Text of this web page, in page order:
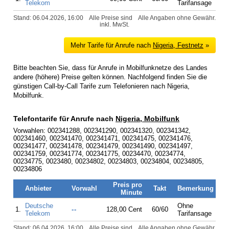
Telekom Tarifansage
Stand: 06.04.2026, 16:00 Alle Angaben ohne Gewähr.
Alle Preise sind
inkl. MwSt.
Mehr Tarife für Anrufe nach Nigeria, Festnetz »
Bitte beachten Sie, dass für Anrufe in Mobilfunknetze des Landes
andere (höhere) Preise gelten können. Nachfolgend finden Sie die
günstigen Call-by-Call Tarife zum Telefonieren nach Nigeria,
Mobilfunk.
Telefontarife für Anrufe nach Nigeria, Mobilfunk
Vorwahlen: 002341288, 002341290, 002341320, 002341342,
002341460, 002341470, 002341471, 002341475, 002341476,
002341477, 002341478, 002341479, 002341490, 002341497,
002341759, 002341774, 002341775, 00234470, 00234774,
00234775, 0023480, 00234802, 00234803, 00234804, 00234805,
00234806
Anbieter Vorwahl
Preis pro
Minute
Takt Bemerkung
1.
Deutsche
Telekom
-- 128,00 Cent 60/60
Ohne
Tarifansage